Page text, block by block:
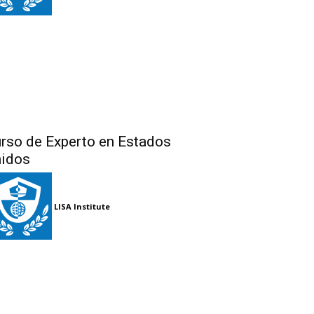
de Experto en Estados
LISA Institute